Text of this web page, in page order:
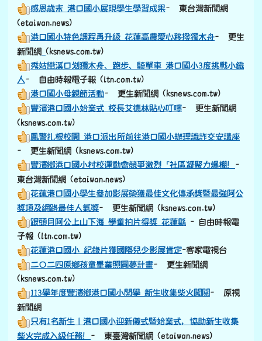
感恩歲末 港口國小展現學生學習成果– 東台灣新聞網
(etaiwan.news)
港口國小特色課程再升級 花蓮高農愛心移撥獨木舟– 更生
新聞網 link to https://old.ksnews.com.tw/v2024052007/
(ksnews.com.tw)
秀姑巒溪口划獨木舟、跑步、騎單車 港口國小3度挑戰小鐵
人– 自由時報電子報 (ltn.com.tw)
港口國小母親節活動– 更生新聞網 (ksnews.com.tw)
豐濱港口國小始業式 校長艾德林貼心叮嚀– 更生新聞網
(ksnews.com.tw)
鳳警扎根校園 港口派出所前往港口國小辦理識詐交安講座
– 更生新聞網 (ksnews.com.tw)
豐濱鄉港口國小村校運動會競爭激烈「社區凝聚力爆棚！ –
東台灣新聞網 (etaiwan.news)
花蓮港口國小學生參加影展榮獲最佳文化傳承獎暨最強阿公
獎項及網路最佳人氣獎– 更生新聞網 (ksnews.com.tw)
跟頭目阿公上山下海 學童拍片得獎 花蓮縣 - 自由時報電
子報 (ltn.com.tw)
花蓮港口國小 紀錄片獲國際兒少影展肯定-客家電視台
二〇二四原鄉孩童畢業照圓夢計畫– 更生新聞網
(ksnews.com.tw)
113學年度豐濱鄉港口國小開學 新生收集柴火闖關– 原視
新聞網
只有1名新生｜港口國小迎新儀式暨始業式，協助新生收集
柴火完成入級任務！ – 東臺灣新聞網 (etaiwan.news)